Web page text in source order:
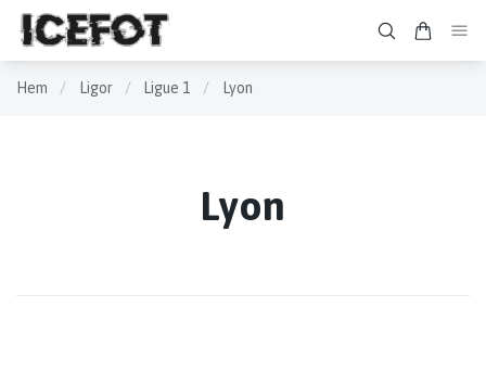
Hem / Ligor / Ligue 1 / Lyon
Lyon